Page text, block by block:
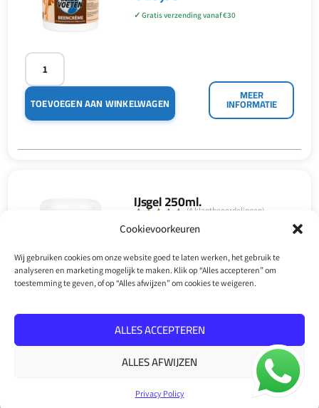
Cookievoorkeuren
Wij gebruiken cookies om onze website goed te laten werken, het gebruik te
analyseren en marketing mogelijk te maken. Klik op “Alles accepteren” om
toestemming te geven, of op “Alles afwijzen” om cookies te weigeren.
ALLES ACCEPTEREN
ALLES AFWIJZEN
Privacy Policy
gebaseerd
opklant
TOEVOEGEN AAN WINKELWAGEN MEER
INFORMATIE
IJsgel 250ml.
Gewaardeerd
5.00op 5
op
4
klant
waarderinge
n
(4 klantbeoordelingen)
€18,50
TOEVOEGEN AAN WINKELWAGEN